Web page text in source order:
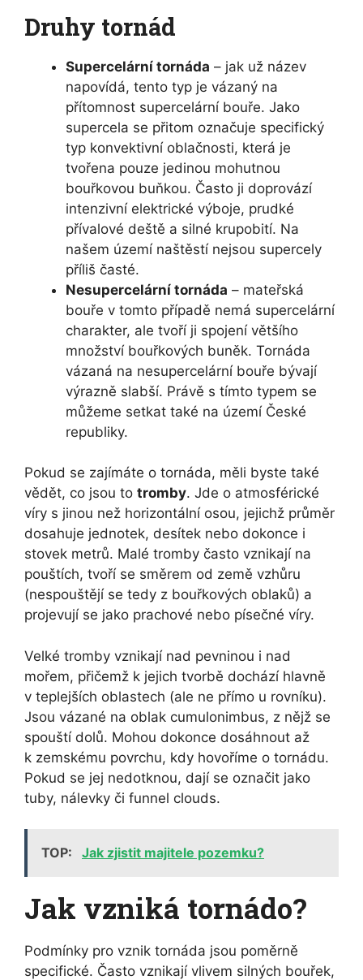
Druhy tornád
Supercelární tornáda – jak už název
napovídá, tento typ je vázaný na
přítomnost supercelární bouře. Jako
supercela se přitom označuje specifický
typ konvektivní oblačnosti, která je
tvořena pouze jedinou mohutnou
bouřkovou buňkou. Často ji doprovází
intenzivní elektrické výboje, prudké
přívalové deště a silné krupobití. Na
našem území naštěstí nejsou supercely
příliš časté.
Nesupercelární tornáda – mateřská
bouře v tomto případě nemá supercelární
charakter, ale tvoří ji spojení většího
množství bouřkových buněk. Tornáda
vázaná na nesupercelární bouře bývají
výrazně slabší. Právě s tímto typem se
můžeme setkat také na území České
republiky.
Pokud se zajímáte o tornáda, měli byste také
vědět, co jsou to tromby. Jde o atmosférické
víry s jinou než horizontální osou, jejichž průměr
dosahuje jednotek, desítek nebo dokonce i
stovek metrů. Malé tromby často vznikají na
pouštích, tvoří se směrem od země vzhůru
(nespouštějí se tedy z bouřkových oblaků) a
projevují se jako prachové nebo písečné víry.
Velké tromby vznikají nad pevninou i nad
mořem, přičemž k jejich tvorbě dochází hlavně
v teplejších oblastech (ale ne přímo u rovníku).
Jsou vázané na oblak cumulonimbus, z nějž se
spouští dolů. Mohou dokonce dosáhnout až
k zemskému povrchu, kdy hovoříme o tornádu.
Pokud se jej nedotknou, dají se označit jako
tuby, nálevky či funnel clouds.
TOP: Jak zjistit majitele pozemku?
Jak vzniká tornádo?
Podmínky pro vznik tornáda jsou poměrně
specifické. Často vznikají vlivem silných bouřek,